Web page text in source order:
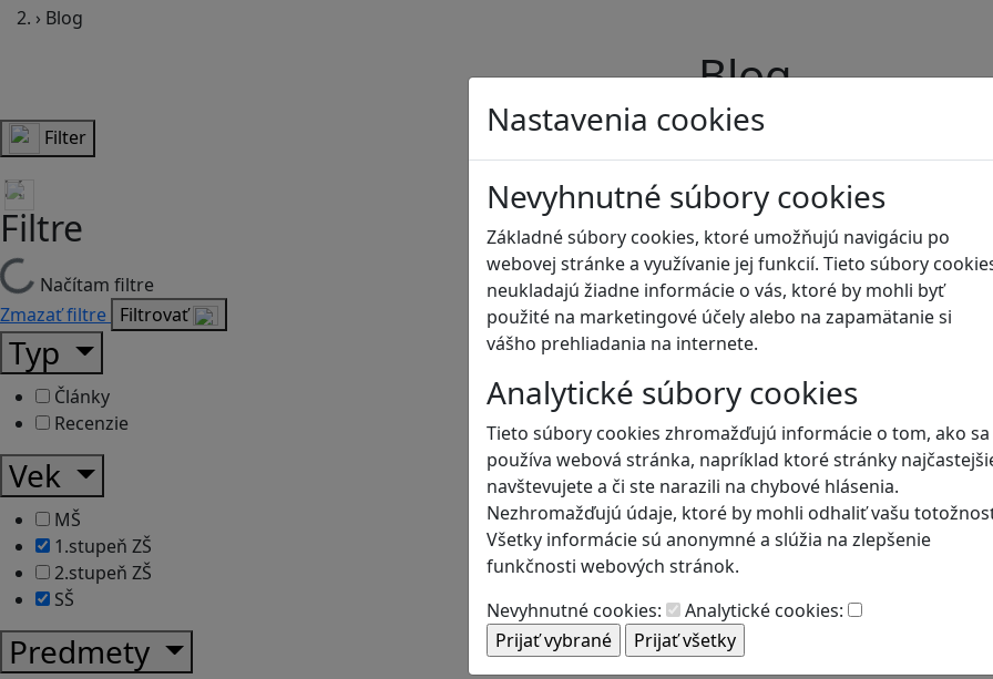
Nastavenia cookies
Nevyhnutné súbory cookies
Základné súbory cookies, ktoré umožňujú navigáciu po
webovej stránke a využívanie jej funkcií. Tieto súbory
neukladajú žiadne informácie o vás, ktoré by mohli byť
použité na marketingové účely alebo na zapamätanie si
vášho prehliadania na internete.
Analytické súbory cookies
Tieto súbory cookies zhromažďujú informácie o tom, ako sa
používa webová stránka, napríklad ktoré stránky
navštevujete a či ste narazili na chybové hlásenia.
Nezhromažďujú údaje, ktoré by mohli odhaliť vašu
Všetky informácie sú anonymné a slúžia na zlepšenie
funkčnosti webových stránok.
Nevyhnutné cookies:
Analytické cookies:
› Blog
Blog
Filter
Filtre
Načítam filtre
Zmazať filtre Filtrovať
Typ
Články
Recenzie
Vek
MŠ
1.stupeň ZŠ
2.stupeň ZŠ
SŠ
Predmety